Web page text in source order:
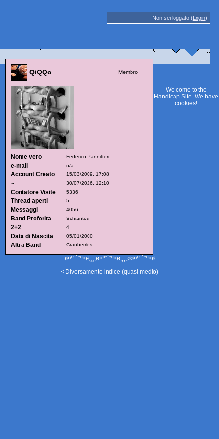
Non sei loggato (Login)
QiQQo Membro
Nome vero Federico Pannitteri
e-mail n/a
Account Creato 15/03/2009, 17:08
~ 30/07/2026, 12:10
Contatore Visite 5336
Thread aperti 5
Messaggi 4056
Band Preferita Schiantos
2+2 4
Data di Nascita 05/01/2000
Altra Band Cranberries
Welcome to the
Handicap Site. We have
cookies!
ø¤º°`°º¤ø,¸¸,ø¤º°`°º¤ø,¸¸,øø¤º°`°º¤ø
< Diversamente indice (quasi medio)